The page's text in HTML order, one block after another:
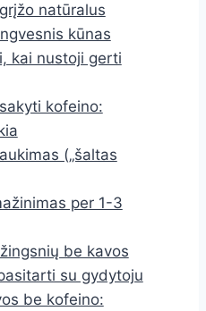
natūralus
kūnas
kai nustoji gerti
kofeino:
(„šaltas
per 1-3
be kavos
su gydytoju
be kofeino: